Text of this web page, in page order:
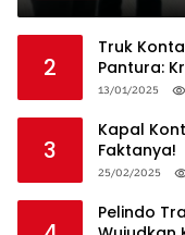
2
Truk
Pantura:
13/01/2025
3
Kapal
Faktanya!
25/02/2025
Pelindo